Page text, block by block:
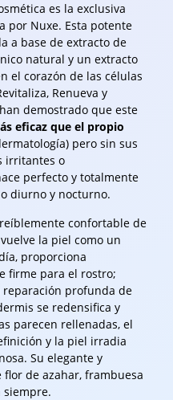
es la exclusiva
por Nuxe. Esta potente
a base de extracto de
natural y un extracto
el corazón de las células
Renueva y
demostrado que este
eficaz que el propio
pero sin sus
irritantes o
perfecto y totalmente
diurno y nocturno.
confortable de
la piel como un
proporciona
firme para el rostro;
profunda de
se redensifica y
parecen rellenadas, el
y la piel irradia
Su elegante y
de azahar, frambuesa
siempre.